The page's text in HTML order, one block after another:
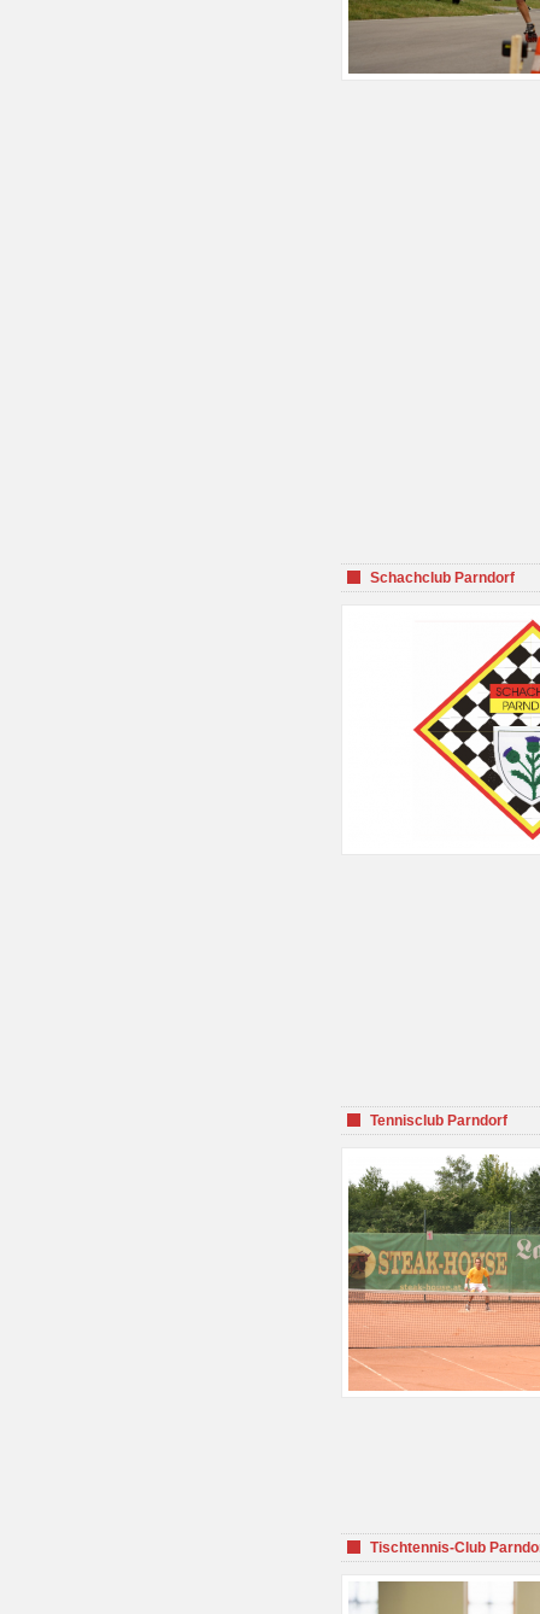
Schachclub Parndorf
Tennisclub Parndorf
Tischtennis-Club